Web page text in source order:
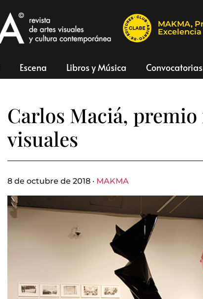
MAKMA,
Escena Libros y Música Convocatorias
Carlos Maciá,
visuales
8 de octubre de 2018 · MAKMA